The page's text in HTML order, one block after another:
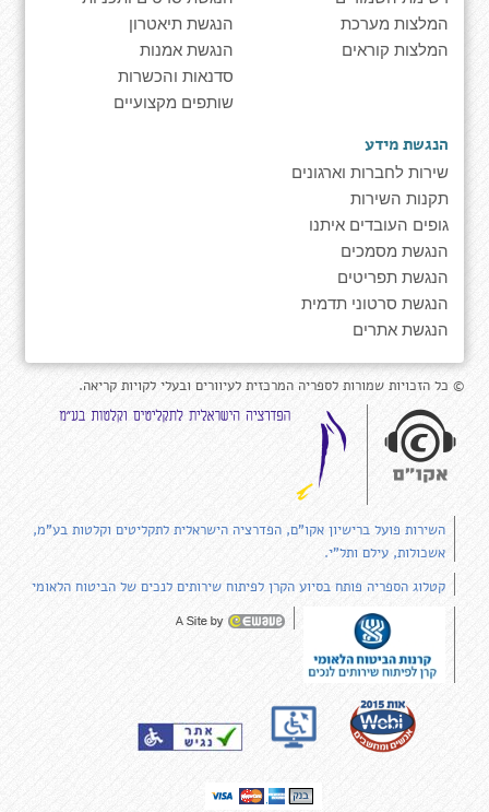
המלצות מערכת
המלצות קוראים
הנגשת תיאטרון
הנגשת אמנות
סדנאות והכשרות
שותפים מקצועיים
הנגשת מידע
שירות לחברות וארגונים
תקנות השירות
גופים העובדים איתנו
הנגשת מסמכים
הנגשת תפריטים
הנגשת סרטוני תדמית
הנגשת אתרים
© כל הזכויות שמורות לספריה המרכזית לעיוורים ובעלי לקויות קריאה.
השירות פועל ברישיון אקו"ם, הפדרציה הישראלית לתקליטים וקלטות בע"מ,
אשכולות, עילם ותל"י.
קטלוג הספריה פותח בסיוע הקרן לפיתוח שירותים לנכים של הביטוח הלאומי